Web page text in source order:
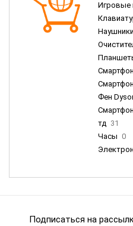
Игровые
Наушники
Фен
тд 31
Часы 0
Подписаться на